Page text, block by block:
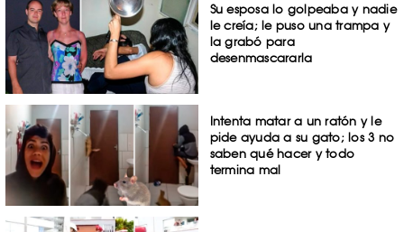
Su esposa lo golpeaba y nadie
le creía; le puso una trampa y
la grabó para
desenmascararla
Intenta matar a un ratón y le
pide ayuda a su gato; los 3 no
saben qué hacer y todo
termina mal